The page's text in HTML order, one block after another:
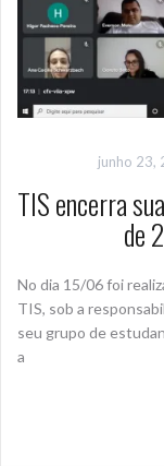
junho 23,
TIS encerra
de
No dia 15/06 foi
TIS, sob a
seu grupo de
a